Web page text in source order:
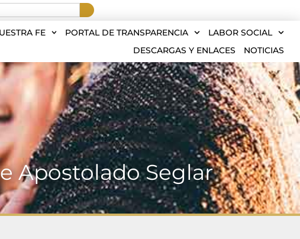
FE PORTAL DE TRANSPARENCIA
LABOR SOCIAL
DESCARGAS Y ENLACES
NOTICIAS
Apostolado Seglar